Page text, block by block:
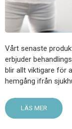
Vårt senaste
erbjuder
blir allt viktigare för
hemgång ifrån
LÄS MER